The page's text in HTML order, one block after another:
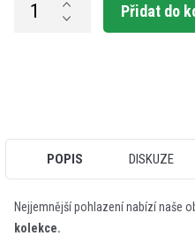
Přidat do
POPIS DISKUZE
Nejjemnější pohlazení nabízí naše
kolekce.